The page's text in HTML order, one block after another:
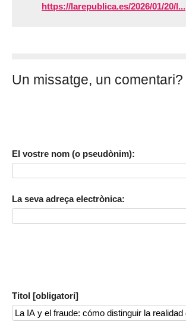
https://larepublica.es/2026/01/20/l...
Un missatge, un comentari?
El vostre nom (o pseudònim):
La seva adreça electrònica:
Titol [obligatori]